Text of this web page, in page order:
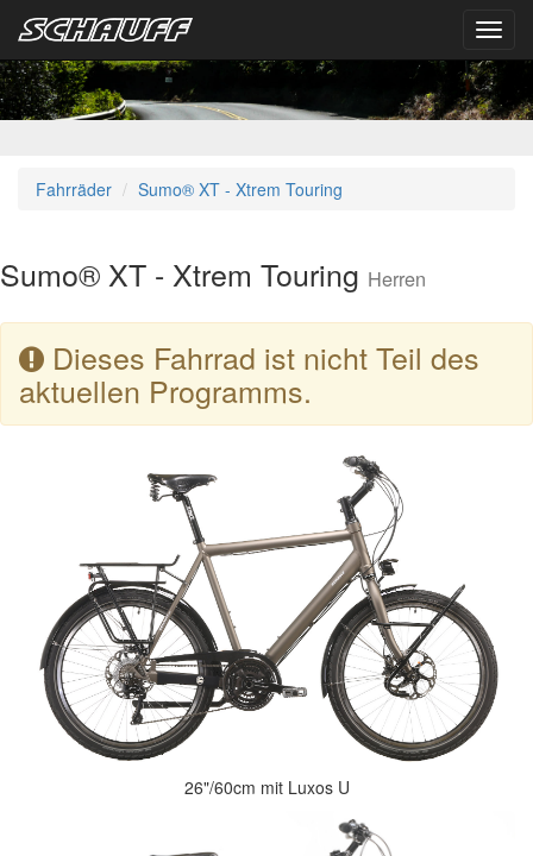
Fahrräder Sumo® XT - Xtrem Touring
Sumo® XT - Xtrem Touring Herren
Dieses Fahrrad ist nicht Teil des
aktuellen Programms.
26"/60cm mit Luxos U